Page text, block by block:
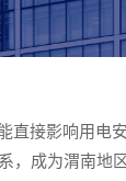
接影响用电
成为渭南地